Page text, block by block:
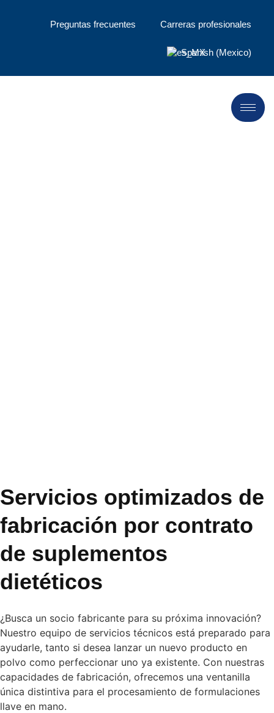
Preguntas frecuentes Carreras profesionales
Spanish (Mexico)
Servicios optimizados de
fabricación por contrato
de suplementos
dietéticos
¿Busca un socio fabricante para su próxima innovación?
Nuestro equipo de servicios técnicos está preparado para
ayudarle, tanto si desea lanzar un nuevo producto en
polvo como perfeccionar uno ya existente. Con nuestras
capacidades de fabricación, ofrecemos una ventanilla
única distintiva para el procesamiento de formulaciones
llave en mano.